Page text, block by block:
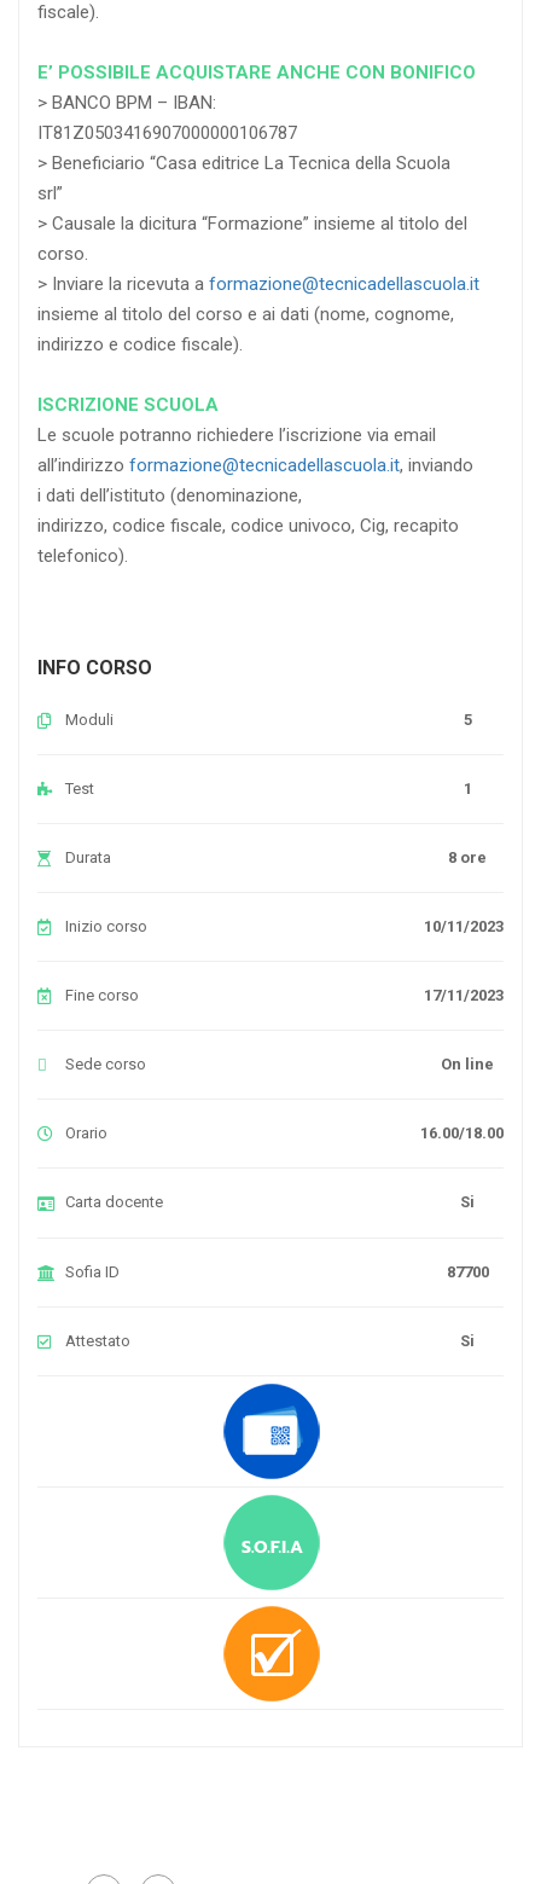
fiscale).
E’ POSSIBILE ACQUISTARE ANCHE CON BONIFICO
> BANCO BPM – IBAN:
IT81Z0503416907000000106787
> Beneficiario “Casa editrice La Tecnica della Scuola
srl”
> Causale la dicitura “Formazione” insieme al titolo del
corso.
> Inviare la ricevuta a formazione@tecnicadellascuola.it
insieme al titolo del corso e ai dati (nome, cognome,
indirizzo e codice fiscale).
ISCRIZIONE SCUOLA
Le scuole potranno richiedere l’iscrizione via email
all’indirizzo formazione@tecnicadellascuola.it, inviando
i dati dell’istituto (denominazione,
indirizzo, codice fiscale, codice univoco, Cig, recapito
telefonico).
INFO CORSO
Moduli 5
Test 1
Durata 8 ore
Inizio corso 10/11/2023
Fine corso 17/11/2023
Sede corso On line
Orario 16.00/18.00
Carta docente Si
Sofia ID 87700
Attestato Si